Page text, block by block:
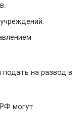
на развод в
могут